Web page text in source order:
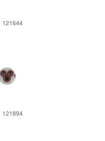
121644
121894